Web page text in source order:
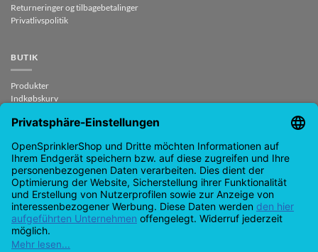
Returneringer og tilbagebetalinger
Privatlivspolitik
BUTIK
Produkter
Indkøbskurv
Min konto
KONTAKTE
support@opensprinklershop.de
07254-4045434
Kontakt side
Helpdesk